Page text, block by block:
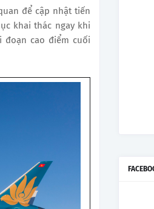
để cập nhật tiến
khai thác ngay khi
cao điểm cuối